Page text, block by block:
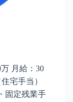
月給：30
住宅手当）
固定残業手